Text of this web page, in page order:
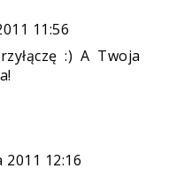
11:56
:) A Twoja
2011 12:16